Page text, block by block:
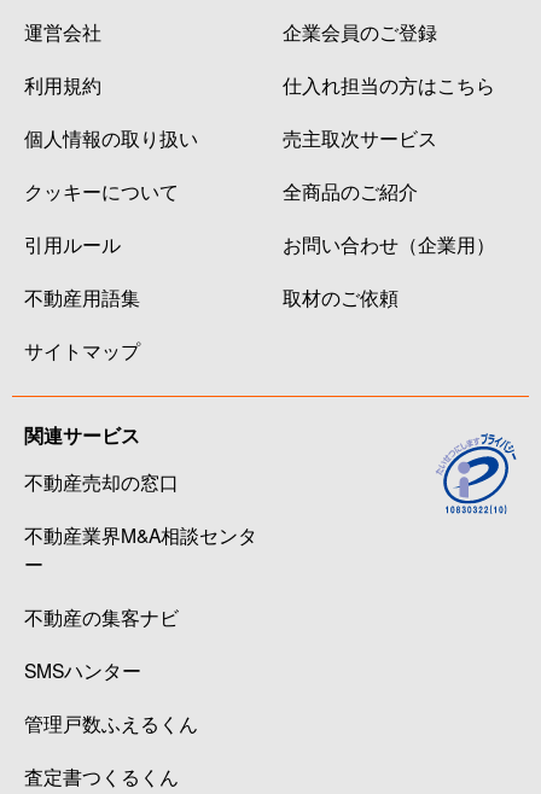
運営会社
利用規約
個人情報の取り扱い
クッキーについて
引用ルール
不動産用語集
サイトマップ
企業会員のご登録
仕入れ担当の方はこちら
売主取次サービス
全商品のご紹介
お問い合わせ（企業用）
取材のご依頼
関連サービス
不動産売却の窓口
不動産業界M&A相談センタ
ー
不動産の集客ナビ
SMSハンター
管理戸数ふえるくん
査定書つくるくん